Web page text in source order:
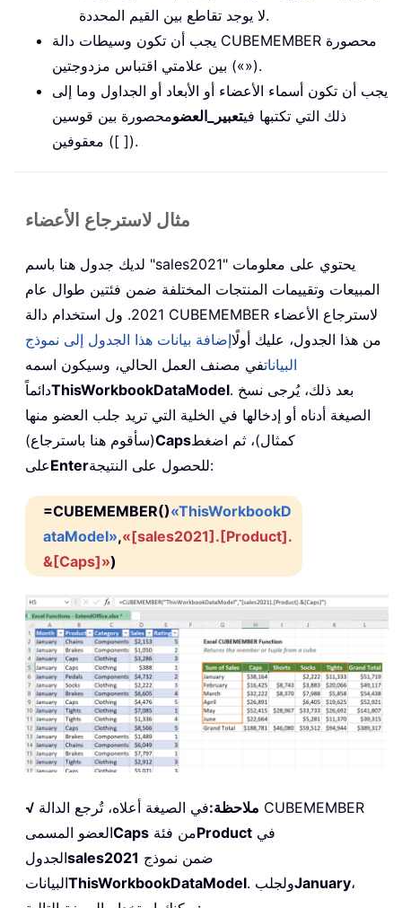
لا يوجد تقاطع بين القيم المحددة.
يجب أن تكون وسيطات دالة CUBEMEMBER محصورة
بين علامتي اقتباس مزدوجتين («»).
يجب أن تكون أسماء الأعضاء أو الأبعاد أو الجداول وما إلى
ذلك التي تكتبها فيتعبير_العضومحصورة بين قوسين
معقوفين ([ ]).
مثال لاسترجاع الأعضاء
لديك جدول هنا باسم "sales2021" يحتوي على معلومات
المبيعات وتقييمات المنتجات المختلفة ضمن فئتين طوال عام
2021. ول استخدام دالة CUBEMEMBER لاسترجاع الأعضاء
من هذا الجدول، عليك أولًاإضافة بيانات هذا الجدول إلى نموذج
البياناتفي مصنف العمل الحالي، وسيكون اسمه
دائماًThisWorkbookDataModel. بعد ذلك، يُرجى نسخ
الصيغة أدناه أو إدخالها في الخلية التي تريد جلب العضو منها
(سأقوم هنا باسترجاع)Capsكمثال)، ثم اضغط
علىEnter للحصول على النتيجة:
=CUBEMEMBER()«ThisWorkbookD
ataModel»,«[sales2021].[Product].
&[Caps]»)
√ ملاحظة:في الصيغة أعلاه، تُرجع الدالة CUBEMEMBER
العضو المسمىCaps من فئةProduct
الجدولsales2021
البياناتThisWorkbookDataModel . ولجلبJanuary،